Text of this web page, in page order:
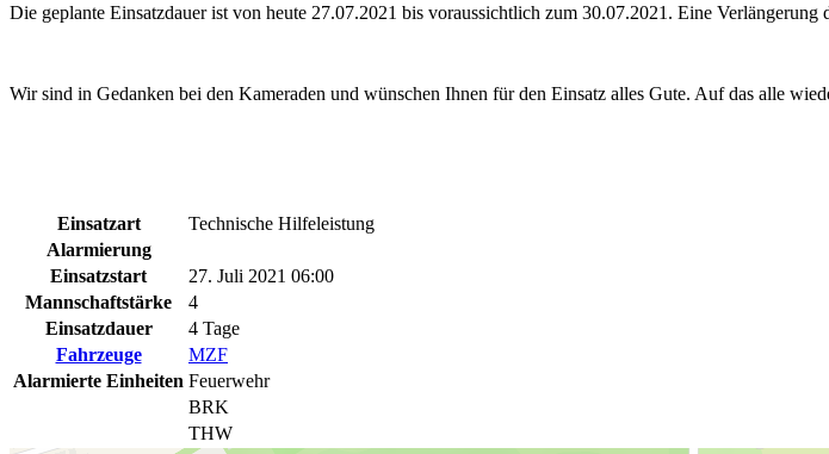
Die geplante Einsatzdauer ist von heute 27.07.2021 bis voraussichtlich zum 30.07.2021. Eine Verlängerung
Wir sind in Gedanken bei den Kameraden und wünschen Ihnen für den Einsatz alles Gute. Auf das alle
Einsatzart
Technische Hilfeleistung
Alarmierung
Einsatzstart
27. Juli 2021 06:00
Mannschaftstärke
4
Einsatzdauer
4 Tage
Fahrzeuge
MZF
Alarmierte Einheiten Feuerwehr
BRK
THW